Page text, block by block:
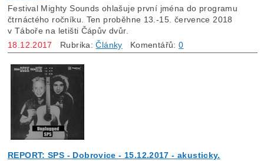
Festival Mighty Sounds ohlašuje první jména do programu
čtrnáctého ročníku. Ten proběhne 13.-15. července 2018
v Táboře na letišti Čápův dvůr.
18.12.2017
Rubrika:Články Komentářů:0
REPORT: SPS - Dobrovice - 15.12.2017 - akusticky.